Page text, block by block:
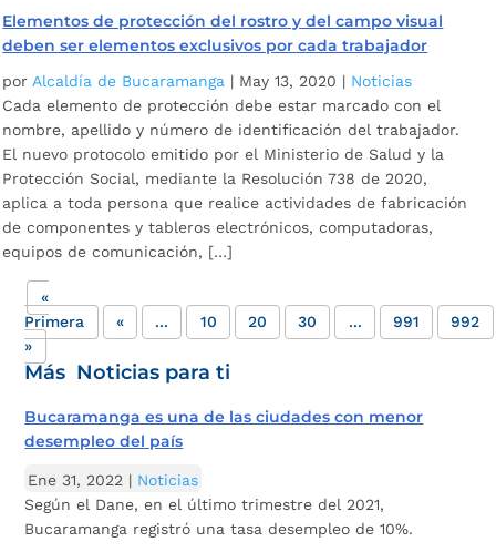
Elementos de protección del rostro y del campo visual
deben ser elementos exclusivos por cada trabajador
por Alcaldía de Bucaramanga | May 13, 2020 | Noticias
Cada elemento de protección debe estar marcado con el
nombre, apellido y número de identificación del trabajador.
El nuevo protocolo emitido por el Ministerio de Salud y la
Protección Social, mediante la Resolución 738 de 2020,
aplica a toda persona que realice actividades de fabricación
de componentes y tableros electrónicos, computadoras,
equipos de comunicación, […]
«
Primera
« ... 10 20 30 ... 991
992
»
Más Noticias para ti
Bucaramanga es una de las ciudades con menor
desempleo del país
Ene 31, 2022 | Noticias
Según el Dane, en el último trimestre del 2021,
Bucaramanga registró una tasa desempleo de 10%.